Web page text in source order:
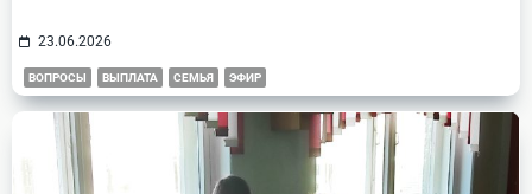
23.06.2026
ВОПРОСЫ ВЫПЛАТА СЕМЬЯ ЭФИР